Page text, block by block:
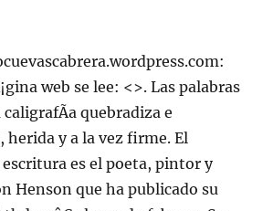
web se lee: <>. Las palabras
quebradiza e
herida y a la vez firme. El
escritura es el poeta, pintor y
Henson que ha publicado su